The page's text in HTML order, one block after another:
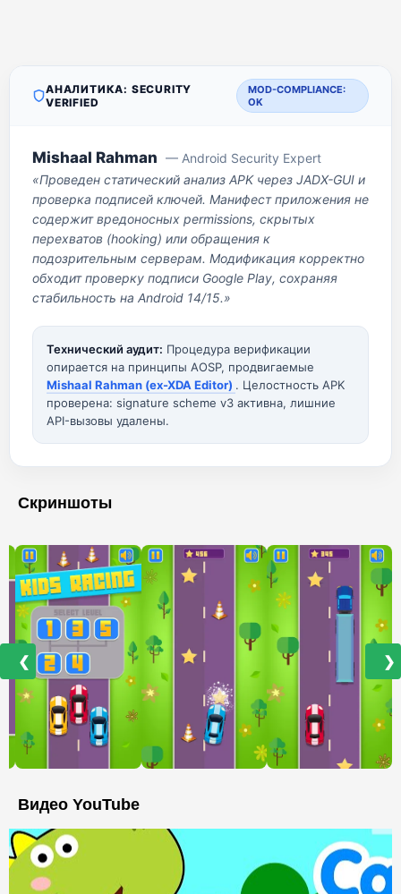
АНАЛИТИКА: SECURITY
VERIFIED
MOD-COMPLIANCE:
OK
Mishaal Rahman — Android Security Expert
«Проведен статический анализ APK через JADX-GUI и
проверка подписей ключей. Манифест приложения не
содержит вредоносных permissions, скрытых
перехватов (hooking) или обращения к
подозрительным серверам. Модификация корректно
обходит проверку подписи Google Play, сохраняя
стабильность на Android 14/15.»
Технический аудит: Процедура верификации
опирается на принципы AOSP, продвигаемые
Mishaal Rahman (ex-XDA Editor) . Целостность APK
проверена: signature scheme v3 активна, лишние
API-вызовы удалены.
Скриншоты
❮ ❯
Видео YouTube